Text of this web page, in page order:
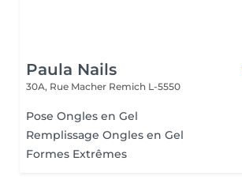
Paula Nails
30A, Rue Macher Remich L-5550
Pose Ongles en Gel
Remplissage Ongles en Gel
Formes Extrêmes